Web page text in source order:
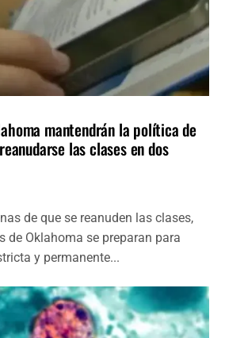
mantendrán la política de
las clases en dos
de que se reanuden las clases,
de Oklahoma se preparan para
y permanente...